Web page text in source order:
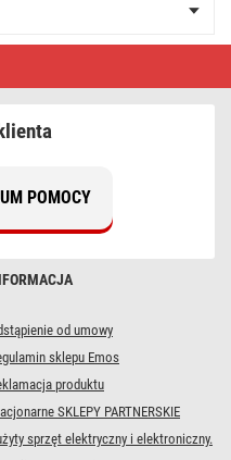
od umowy
sklepu Emos
produktu
SKLEPY PARTNERSKIE
sprzęt elektryczny i elektroniczny.
POMOCY